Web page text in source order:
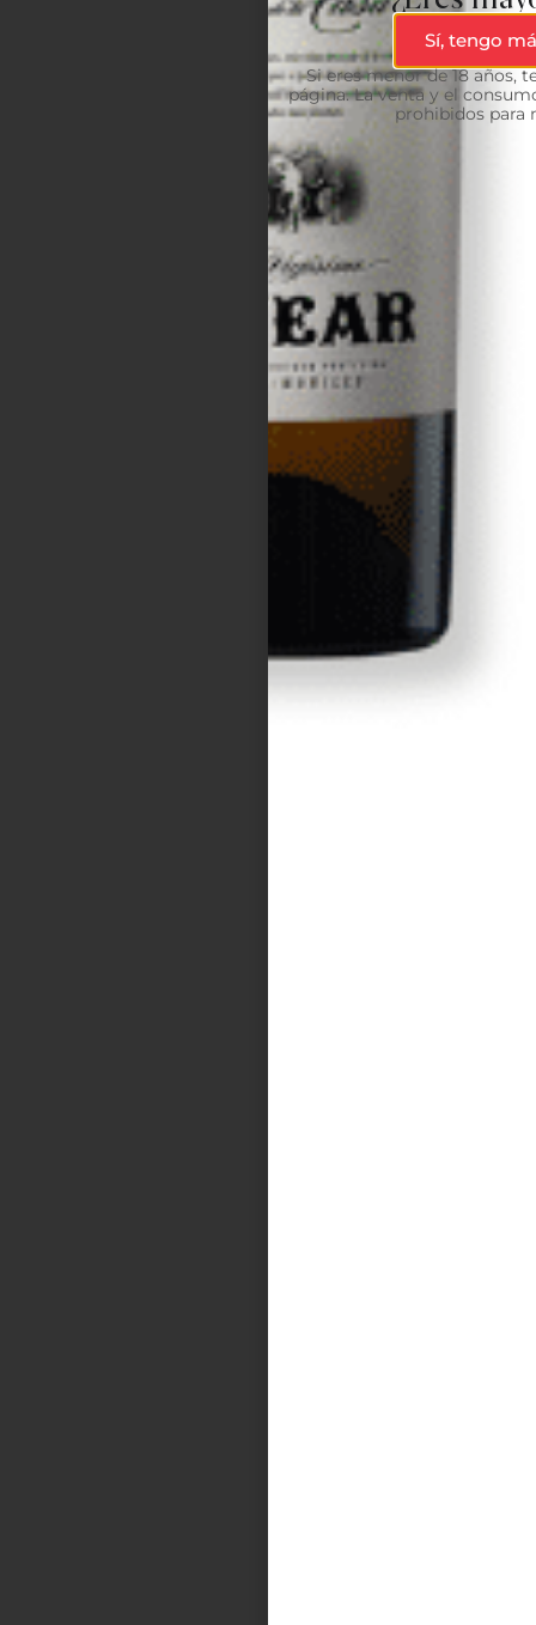
Sí, tengo
Si eres menor de 18 años,
página. La venta y el
prohibidos para